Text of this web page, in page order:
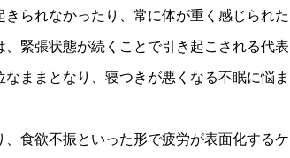
られなかったり、常に体が重く感じられ
緊張状態が続くことで引き起こされる代
ままとなり、寝つきが悪くなる不眠に悩
食欲不振といった形で疲労が表面化する